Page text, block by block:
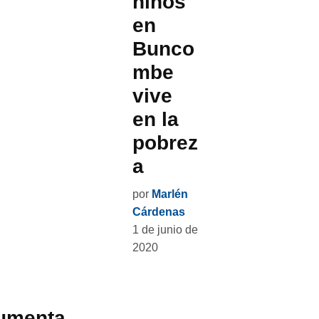
en
Bunco
mbe
vive
en la
pobrez
a
por Marlén
Cárdenas
1 de junio de
2020